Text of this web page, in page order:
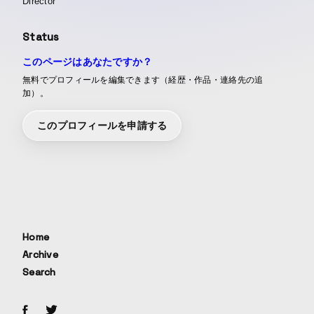
Status
このページはあなたですか？
無料でプロフィールを編集できます（経歴・作品・連絡先の追
加）。
このプロフィールを申請する
Home
Archive
Search